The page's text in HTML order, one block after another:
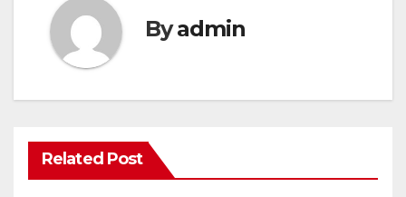
Byadmin
Related Post